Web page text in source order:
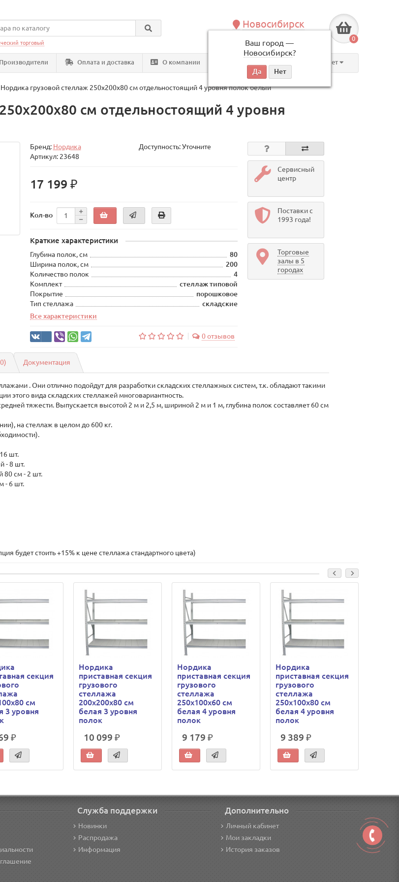
Новосибирск
Ваш город —
Новосибирск?
по будням, с 09:00 до 18:00
0
торговый
Производители Оплата и доставка О компании Личный кабинет
Нордика грузовой стеллаж 250х200х80 см отдельностоящий 4 уровня полок белый
см отдельностоящий 4 уровня
Бренд: Нордика
Доступность: Уточните
Артикул: 23648
17 199 ₽
Кол-во
Краткие характеристики
Глубина полок, см
80
Ширина полок, см
200
Количество полок
4
Комплект
стеллаж типовой
Покрытие
порошковое
Тип стеллажа
складские
Все характеристики
0 отзывов
Сервисный
центр
Поставки с
1993 года!
Торговые
залы в 5
городах
Документация
. Они отлично подойдут для разработки складских стеллажных систем, т.к. обладают такими
этого вида складских стеллажей многовариантность.
тяжести. Выпускается высотой 2 м и 2,5 м, шириной 2 м и 1 м, глубина полок составляет 60 см
на стеллаж в целом до 600 кг.
шт.
- 8 шт.
80 см - 2 шт.
- 6 шт.
будет стоить +15% к цене стеллажа стандартного цвета)
секция
см
3 уровня
₽
Нордика
приставная секция
грузового
стеллажа
200х200х80 см
белая 3 уровня
полок
10 099 ₽
Нордика
приставная секция
грузового
стеллажа
250х100х60 см
белая 4 уровня
полок
9 179 ₽
Нордика
приставная секция
грузового
стеллажа
250х100х80 см
белая 4 уровня
полок
9 389 ₽
Служба поддержки
Новинки
Распродажа
Информация
Дополнительно
Личный кабинет
Мои закладки
История заказов